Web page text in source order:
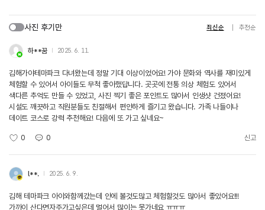
사진 후기만 최신순 추천순
하**꿈 2025. 6. 11.
김해가야테마파크 다녀왔는데 정말 기대 이상이었어요! 가야 문화와 역사를 재미있게
체험할 수 있어서 아이들도 무척 좋아했답니다. 곳곳에 전통 의상 체험도 있어서
색다른 추억도 만들 수 있었고, 사진 찍기 좋은 포인트도 많아서 인생샷 건졌어요!
시설도 깨끗하고 직원분들도 친절해서 편안하게 즐기고 왔습니다. 가족 나들이나
데이트 코스로 강력 추천해요! 다음에 또 가고 싶네요~
0 0 신고
l**. 2025. 6. 9.
김해 테마파크 아이와함께갔는데 안에 볼것도많고 체험할것도 많아서 좋았어요!!!
가까이 산다면자주가고싶은데 멀어서 많이는 못가네요 ㅠㅠㅠ